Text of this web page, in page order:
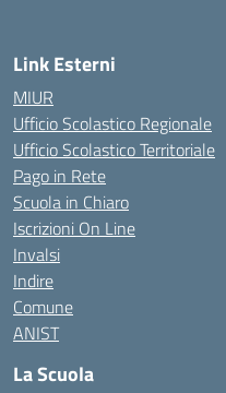
Link Esterni
MIUR
Ufficio Scolastico Regionale
Ufficio Scolastico Territoriale
Pago in Rete
Scuola in Chiaro
Iscrizioni On Line
Invalsi
Indire
Comune
ANIST
La Scuola